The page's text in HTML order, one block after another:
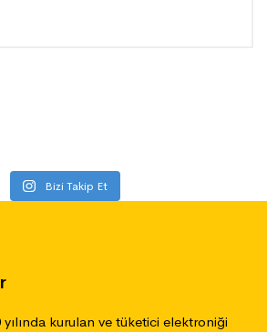
Bizi Takip Et
kurulan ve tüketici elektroniği